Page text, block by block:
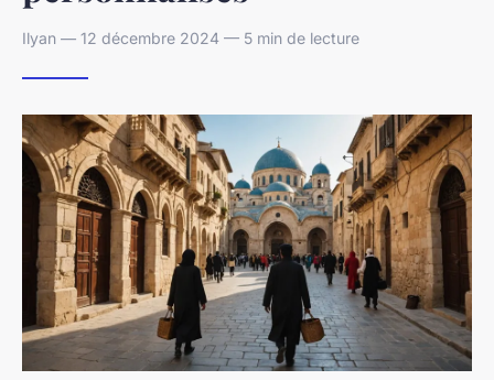
Ilyan — 12 décembre 2024 — 5 min de lecture